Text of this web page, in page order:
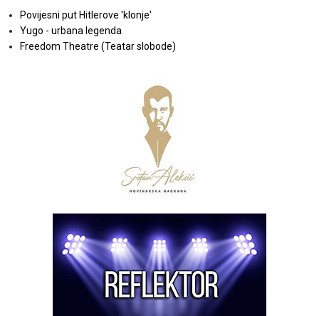
Povijesni put Hitlerove 'klonje'
Yugo - urbana legenda
Freedom Theatre (Teatar slobode)